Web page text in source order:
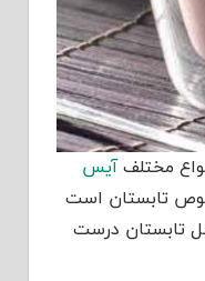
مختلفآیس
تابستان است
تابستان درست